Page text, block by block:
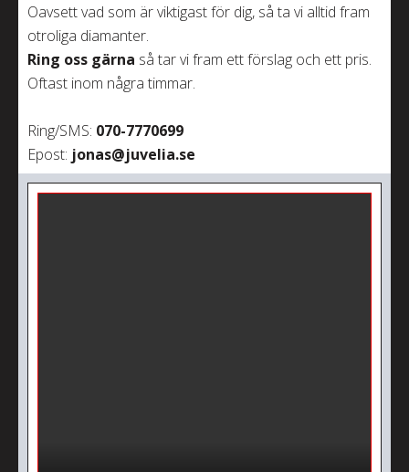
Oavsett vad som är viktigast för dig, så ta vi alltid fram
otroliga diamanter.
Ring oss gärna så tar vi fram ett förslag och ett pris.
Oftast inom några timmar.
Ring/SMS: 070-7770699
Epost: jonas@juvelia.se